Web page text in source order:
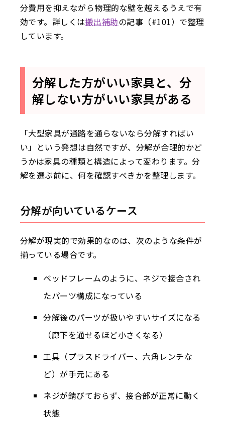
分費用を抑えながら物理的な壁を越えるうえで有
効です。詳しくは搬出補助の記事（#101）で整理
しています。
分解した方がいい家具と、分
解しない方がいい家具がある
「大型家具が通路を通らないなら分解すればい
い」という発想は自然ですが、分解が合理的かど
うかは家具の種類と構造によって変わります。分
解を選ぶ前に、何を確認すべきかを整理します。
分解が向いているケース
分解が現実的で効果的なのは、次のような条件が
揃っている場合です。
ベッドフレームのように、ネジで接合され
たパーツ構成になっている
分解後のパーツが扱いやすいサイズになる
（廊下を通せるほど小さくなる）
工具（プラスドライバー、六角レンチな
ど）が手元にある
ネジが錆びておらず、接合部が正常に動く
状態